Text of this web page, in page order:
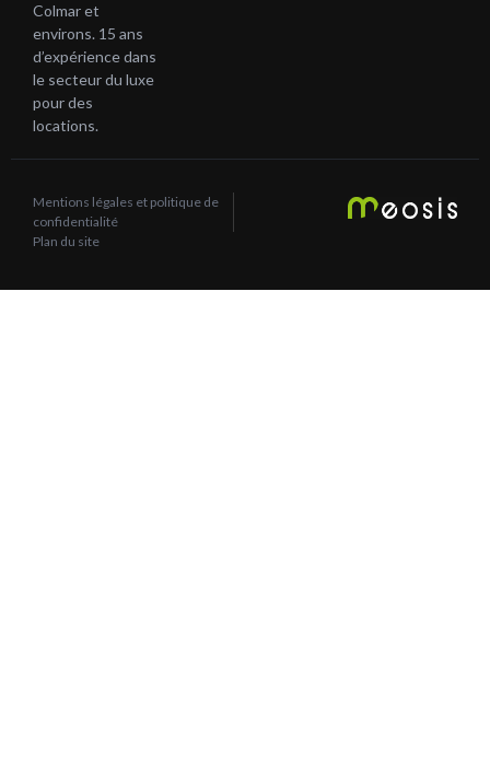
Colmar et
environs. 15 ans
d’expérience dans
le secteur du luxe
pour des
locations.
Mentions légales et politique de
confidentialité
Plan du site